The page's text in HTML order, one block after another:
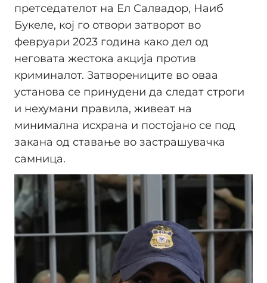
претседателот на Ел Салвадор, Наиб
Букеле, кој го отвори затворот во
февруари 2023 година како дел од
неговата жестока акција против
криминалот. Затворениците во оваа
установа се принудени да следат строги
и нехумани правила, живеат на
минимална исхрана и постојано се под
закана од ставање во застрашувачка
самница.